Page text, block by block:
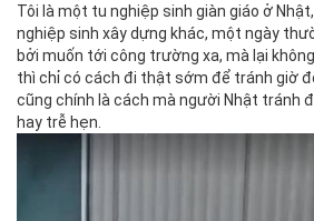
Tôi là một tu nghiệp sinh giàn giáo ở
nghiệp sinh xây dựng khác, một ngày
bởi muốn tới công trường xa, mà lại
thì chỉ có cách đi thật sớm để tránh giờ
cũng chính là cách mà người Nhật tránh
hay trễ hẹn.